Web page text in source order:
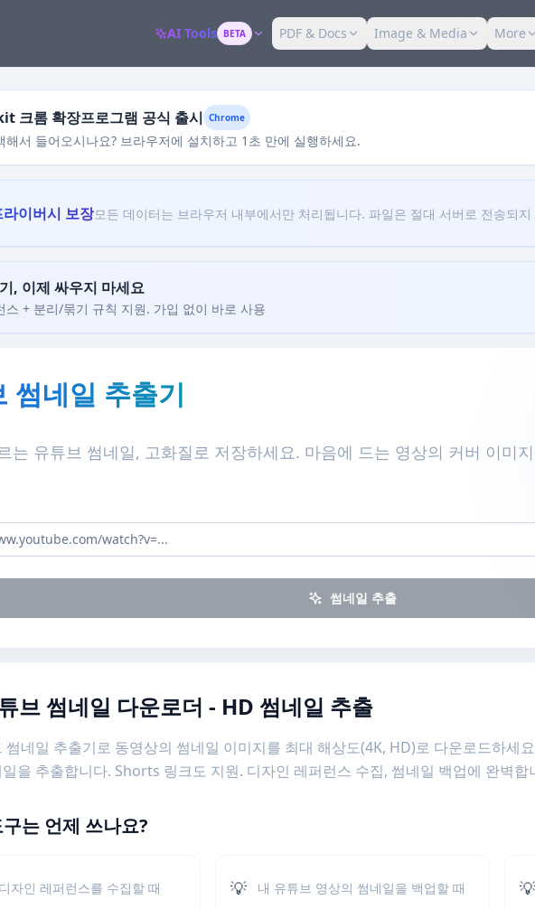
AI Tools BETA PDF & Docs Image & Media More
크롬 확장프로그램 공식 출시 Chrome
해서 들어오시나요? 브라우저에 설치하고 1초 만에 실행하세요.
이버시 보장모든 데이터는 브라우저 내부에서만 처리됩니다. 파일은 절대 서버로 전송되
, 이제 싸우지 마세요
스 + 분리/묶기 규칙 지원. 가입 없이 바로 사용
썸네일 추출기
는 유튜브 썸네일, 고화질로 저장하세요. 마음에 드는 영상의 커버 이미
썸네일 추출
브 썸네일 다운로더 - HD 썸네일 추출
썸네일 추출기로 동영상의 썸네일 이미지를 최대 해상도(4K, HD)로 다운로드하세
을 추출합니다. Shorts 링크도 지원. 디자인 레퍼런스 수집, 썸네일 백업에 완벽합
는 언제 쓰나요?
자인 레퍼런스를 수집할 때 💡 내 유튜브 영상의 썸네일을 백업할 때 💡